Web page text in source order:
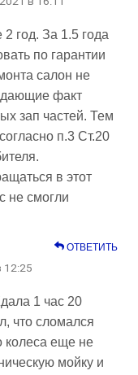
год. За 1.5 года
по гарантии
салон не
факт
зап частей. Тем
п.3 Ст.20
в этот
не смогли
ОТВЕТИТЬ
12:25
1 час 20
что сломался
колеса еще не
мойку и